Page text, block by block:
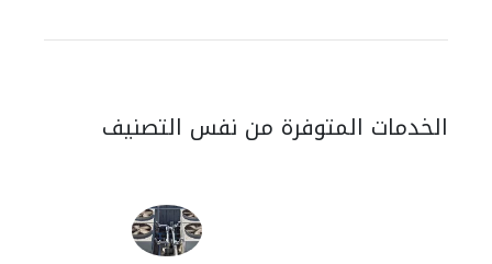
الخدمات المتوفرة من نفس التصنيف